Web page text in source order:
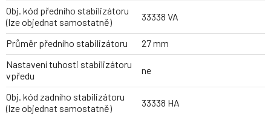
Obj. kód předního stabilizátoru
(lze objednat samostatně)
33338 VA
Průměr předního stabilizátoru
27 mm
Nastavení tuhosti stabilizátoru
vpředu
ne
Obj. kód zadního stabilizátoru
(lze objednat samostatně)
33338 HA